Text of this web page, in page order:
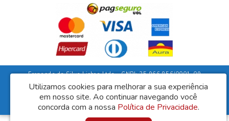
Fernanda da Silva Lisboa Ltda - CNPJ: 35.966.856/0001-09
Rua Duarte Guimarães, 135 - Ubaíra/Bahia - CEP: 45310-000
Lisboa Móveis © 2026
Desenvolvido por88digital
Utilizamos cookies para melhorar a sua experiência
em nosso site. Ao continuar navegando você
concorda com a nossa Política de Privacidade.